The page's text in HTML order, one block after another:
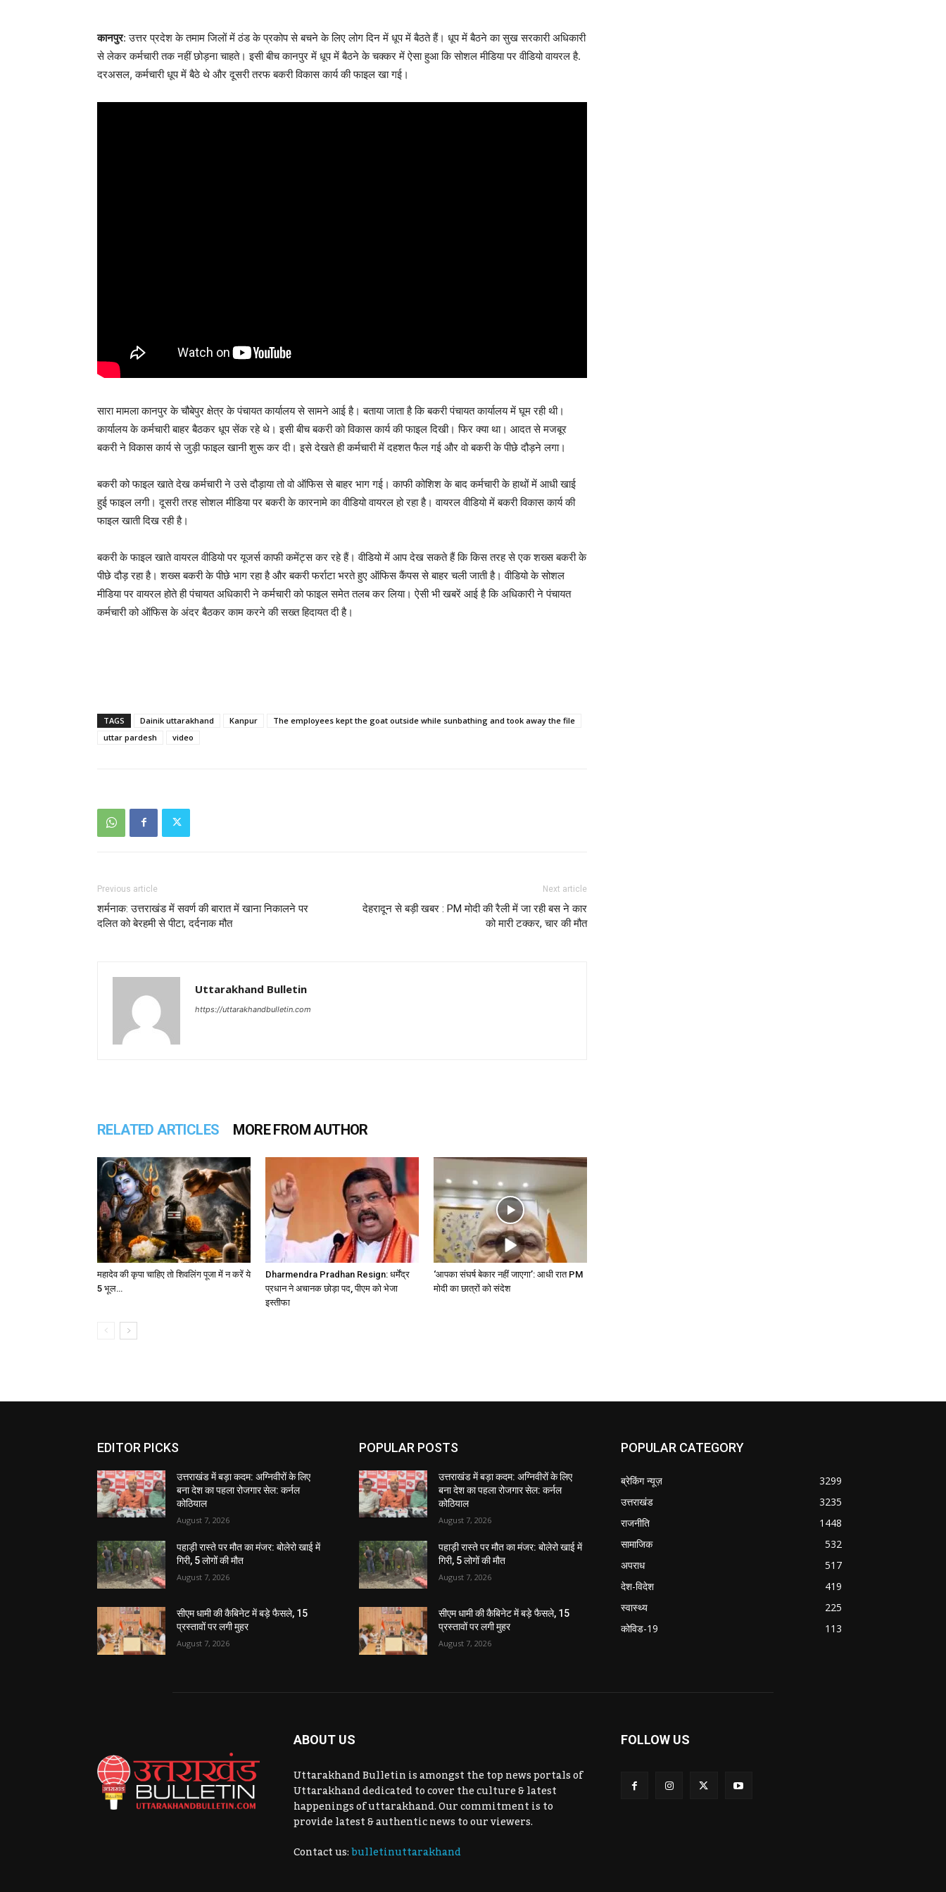
कानपुर: उत्तर प्रदेश के तमाम जिलों में ठंड के प्रकोप से बचने के लिए लोग दिन में धूप में बैठते हैं। धूप में बैठने का सुख सरकारी अधिकारी
से लेकर कर्मचारी तक नहीं छोड़ना चाहते। इसी बीच कानपुर में धूप में बैठने के चक्कर में ऐसा हुआ कि सोशल मीडिया पर वीडियो वायरल है.
दरअसल, कर्मचारी धूप में बैठे थे और दूसरी तरफ बकरी विकास कार्य की फाइल खा गई।
सारा मामला कानपुर के चौबेपुर क्षेत्र के पंचायत कार्यालय से सामने आई है। बताया जाता है कि बकरी पंचायत कार्यालय में घूम रही थी।
कार्यालय के कर्मचारी बाहर बैठकर धूप सेंक रहे थे। इसी बीच बकरी को विकास कार्य की फाइल दिखी। फिर क्या था। आदत से मजबूर
बकरी ने विकास कार्य से जुड़ी फाइल खानी शुरू कर दी। इसे देखते ही कर्मचारी में दहशत फैल गई और वो बकरी के पीछे दौड़ने लगा।
बकरी को फाइल खाते देख कर्मचारी ने उसे दौड़ाया तो वो ऑफिस से बाहर भाग गई। काफी कोशिश के बाद कर्मचारी के हाथों में आधी खाई
हुई फाइल लगी। दूसरी तरह सोशल मीडिया पर बकरी के कारनामे का वीडियो वायरल हो रहा है। वायरल वीडियो में बकरी विकास कार्य की
फाइल खाती दिख रही है।
बकरी के फाइल खाते वायरल वीडियो पर यूजर्स काफी कमेंट्स कर रहे हैं। वीडियो में आप देख सकते हैं कि किस तरह से एक शख्स बकरी के
पीछे दौड़ रहा है। शख्स बकरी के पीछे भाग रहा है और बकरी फर्राटा भरते हुए ऑफिस कैंपस से बाहर चली जाती है। वीडियो के सोशल
मीडिया पर वायरल होते ही पंचायत अधिकारी ने कर्मचारी को फाइल समेत तलब कर लिया। ऐसी भी खबरें आई है कि अधिकारी ने पंचायत
कर्मचारी को ऑफिस के अंदर बैठकर काम करने की सख्त हिदायत दी है।
TAGS Dainik uttarakhand Kanpur
The employees kept the goat outside while sunbathing and took away the file
uttar pardesh
video
Previous article
शर्मनाक: उत्तराखंड में सवर्ण की बारात में खाना निकालने पर
दलित को बेरहमी से पीटा, दर्दनाक मौत
Next article
देहरादून से बड़ी खबर : PM मोदी की रैली में जा रही बस ने कार
को मारी टक्कर, चार की मौत
Uttarakhand Bulletin
https://uttarakhandbulletin.com
RELATED ARTICLES MORE FROM AUTHOR
महादेव की कृपा चाहिए तो शिवलिंग पूजा में न करें ये
5 भूल…
Dharmendra Pradhan Resign: धर्मेंद्र
प्रधान ने अचानक छोड़ा पद, पीएम को भेजा
इस्तीफा
‘आपका संघर्ष बेकार नहीं जाएगा’: आधी रात PM
मोदी का छात्रों को संदेश
EDITOR PICKS
उत्तराखंड में बड़ा कदम: अग्निवीरों के लिए
बना देश का पहला रोजगार सेल: कर्नल
कोठियाल
August 7, 2026
पहाड़ी रास्ते पर मौत का मंजर: बोलेरो खाई में
गिरी, 5 लोगों की मौत
August 7, 2026
सीएम धामी की कैबिनेट में बड़े फैसले, 15
प्रस्तावों पर लगी मुहर
August 7, 2026
POPULAR POSTS
उत्तराखंड में बड़ा कदम: अग्निवीरों के लिए
बना देश का पहला रोजगार सेल: कर्नल
कोठियाल
August 7, 2026
पहाड़ी रास्ते पर मौत का मंजर: बोलेरो खाई में
गिरी, 5 लोगों की मौत
August 7, 2026
सीएम धामी की कैबिनेट में बड़े फैसले, 15
प्रस्तावों पर लगी मुहर
August 7, 2026
POPULAR CATEGORY
ब्रेकिंग न्यूज़
3299
उत्तराखंड
3235
राजनीति
1448
सामाजिक
532
अपराध
517
देश-विदेश
419
स्वास्थ्य
225
कोविड-19
113
ABOUT US
Uttarakhand Bulletin is amongst the top news portals of
Uttarakhand dedicated to cover the culture & latest
happenings of uttarakhand. Our commitment is to
provide latest & authentic news to our viewers.
Contact us:bulletinuttarakhand
FOLLOW US